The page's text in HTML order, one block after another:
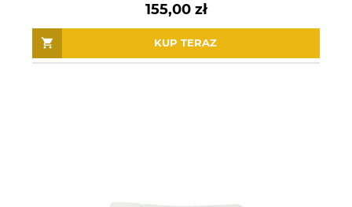
155,00 zł
KUP TERAZ